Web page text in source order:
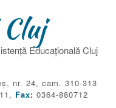
Educațională Cluj
nr. 24, cam. 310-313
Fax: 0364-880712